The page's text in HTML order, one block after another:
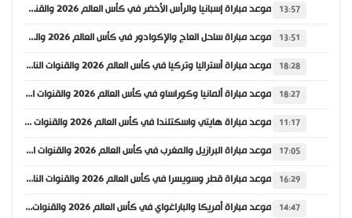
13:57 موعد مباراة إسبانيا والرأس الأخضر في كأس العالم 2026 والقنوات الناقلة
13:51 موعد مباراة ساحل العاج والإكوادور في كأس العالم 2026 والقنوات الناقلة
18:28 موعد مباراة أستراليا وتركيا في كأس العالم 2026 والقنوات الناقلة
18:27 موعد مباراة ألمانيا وكوراساو في كأس العالم 2026 والقنوات الناقلة
11:17 موعد مباراة هايتي واسكتلندا في كأس العالم 2026 والقنوات الناقلة
17:05 موعد مباراة البرازيل والمغرب في كأس العالم 2026 والقنوات الناقلة
16:29 موعد مباراة قطر وسويسرا في كأس العالم 2026 والقنوات الناقلة
14:47 موعد مباراة أمريكا والباراغواي في كأس العالم 2026 والقنوات الناقلة